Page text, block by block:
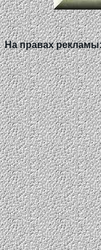
На правах